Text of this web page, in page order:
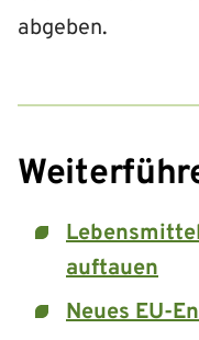
abgeben.
auftauen
Neues EU-